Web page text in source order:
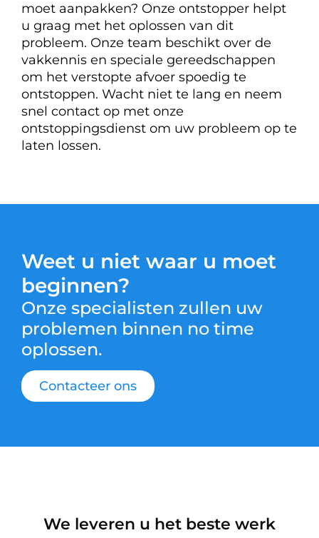
moet aanpakken? Onze ontstopper helpt
u graag met het oplossen van dit
probleem. Onze team beschikt over de
vakkennis en speciale gereedschappen
om het verstopte afvoer spoedig te
ontstoppen. Wacht niet te lang en neem
snel contact op met onze
ontstoppingsdienst om uw probleem op te
laten lossen.
Weet u niet waar u moet
beginnen?
Onze specialisten zullen uw
problemen binnen no time
oplossen.
Contacteer ons
We leveren u het beste werk